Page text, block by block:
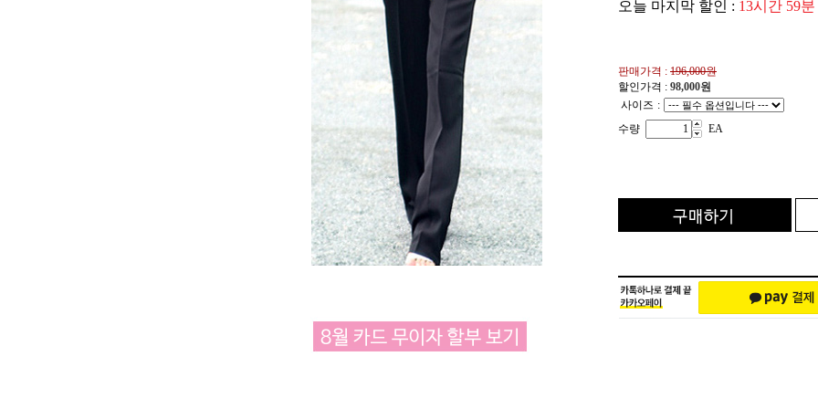
오늘 마지막 할인 : 13시간 59분
판매가격 : 196,000원
할인가격 : 98,000원
사이즈 :
수량
EA